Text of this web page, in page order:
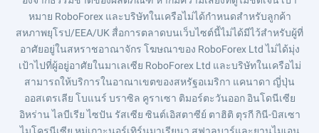
หมาย RoboForex และบริษัทในเครือไม่ได้กำหนดสำหรับลูกค้า
สหภาพยุโรป/EEA/UK สื่อการตลาดบนเว็บไซต์นี้ไม่ได้มีไว้สำหรับผู้ที่
อาศัยอยู่ในสหราชอาณาจักร โฆษณาของ RoboForex Ltd ไม่ได้มุ่ง
เป้าไปที่ผู้อยู่อาศัยในมาเลเซีย RoboForex Ltd และบริษัทในเครือไม่
สามารถให้บริการในอาณาเขตของสหรัฐอเมริกา แคนาดา ญี่ปุ่น
ออสเตรเลีย โบแนร์ บราซิล คูราเซา ติมอร์ตะวันออก อินโดนีเซีย
อิหร่าน ไลบีเรีย ไซปัน รัสเซีย ซินต์เอิสตาซีย์ ตาฮิติ ตุรกี กินี-บิสเซา